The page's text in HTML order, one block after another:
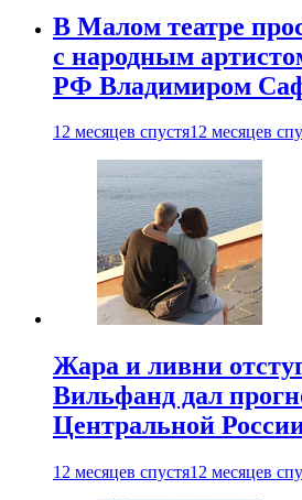
В Малом театре
с народным
РФ Владимиром
12 месяцев спустя12 месяцев
Жара и ливни
Вильфанд дал
Центральной
12 месяцев спустя12 месяцев